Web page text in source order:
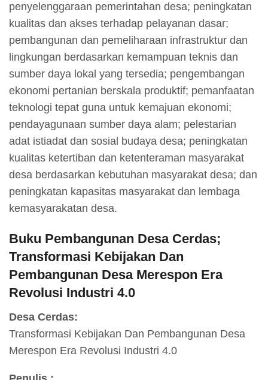
penyelenggaraan pemerintahan desa; peningkatan
kualitas dan akses terhadap pelayanan dasar;
pembangunan dan pemeliharaan infrastruktur dan
lingkungan berdasarkan kemampuan teknis dan
sumber daya lokal yang tersedia; pengembangan
ekonomi pertanian berskala produktif; pemanfaatan
teknologi tepat guna untuk kemajuan ekonomi;
pendayagunaan sumber daya alam; pelestarian
adat istiadat dan sosial budaya desa; peningkatan
kualitas ketertiban dan ketenteraman masyarakat
desa berdasarkan kebutuhan masyarakat desa; dan
peningkatan kapasitas masyarakat dan lembaga
kemasyarakatan desa.
Buku Pembangunan Desa Cerdas;
Transformasi Kebijakan Dan
Pembangunan Desa Merespon Era
Revolusi Industri 4.0
Desa Cerdas:
Transformasi Kebijakan Dan Pembangunan Desa
Merespon Era Revolusi Industri 4.0